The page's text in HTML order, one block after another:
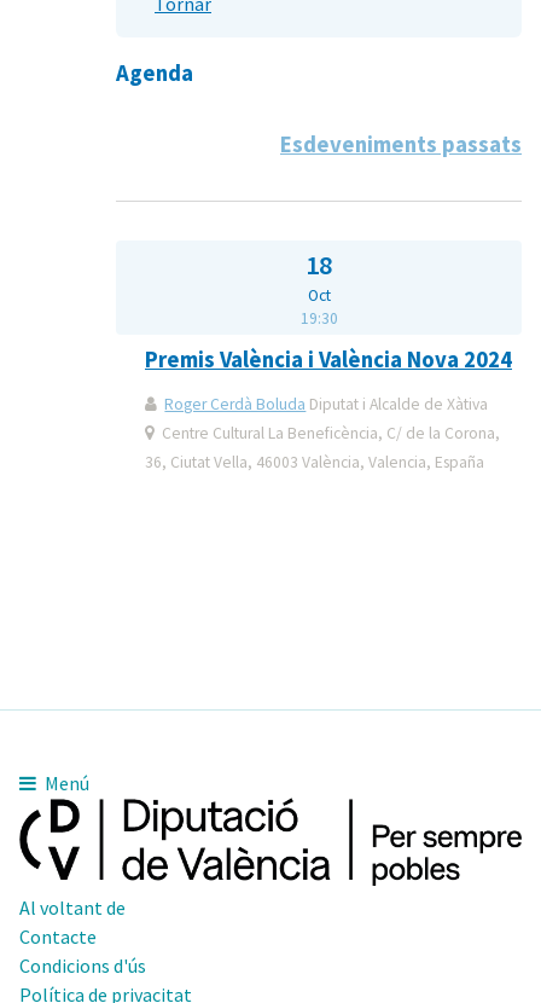
Agenda
Esdeveniments passats
18
Oct
19:30
Premis València i València Nova 2024
Roger Cerdà Boluda Diputat i Alcalde de Xàtiva
Centre Cultural La Beneficència, C/ de la Corona,
36, Ciutat Vella, 46003 València, Valencia, España
Menú
Al voltant de
Contacte
Condicions d'ús
Política de privacitat